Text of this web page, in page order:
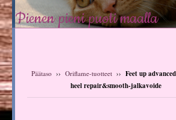
Pienen pieni puoti maalla
Päätaso ›› Oriflame-tuotteet ›› Feet up
heel repair&smooth-jalkavoide